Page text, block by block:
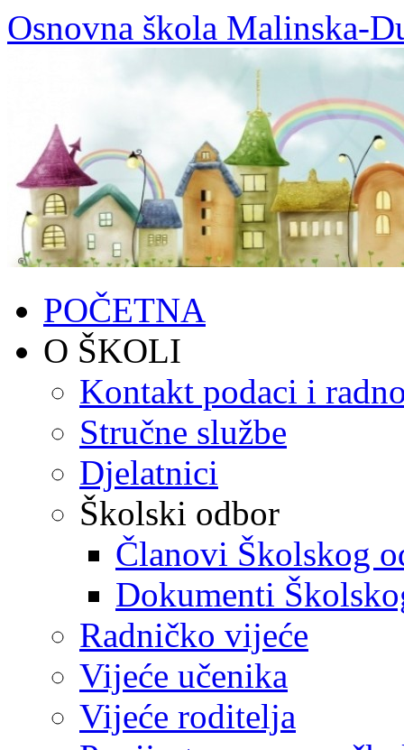
Skoči
do
sadržaja
Osnovna škola Malinska-
POČETNA
O ŠKOLI
Kontakt podaci i
Stručne službe
Djelatnici
Školski odbor
Članovi Školskog
Dokumenti
Radničko vijeće
Vijeće učenika
Vijeće roditelja